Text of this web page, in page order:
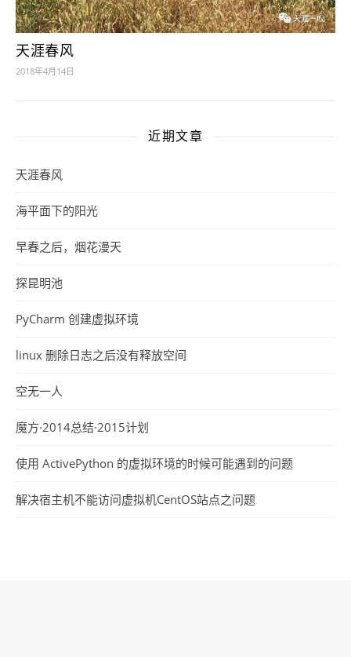
天涯春风
2018年4月14日
近期文章
天涯春风
海平面下的阳光
早春之后，烟花漫天
探昆明池
PyCharm 创建虚拟环境
linux 删除日志之后没有释放空间
空无一人
魔方·2014总结·2015计划
使用 ActivePython 的虚拟环境的时候可能遇到的问题
解决宿主机不能访问虚拟机CentOS站点之问题